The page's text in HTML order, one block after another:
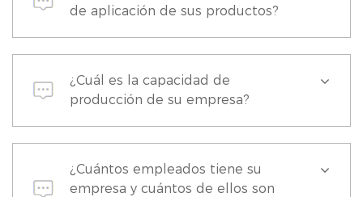
de aplicación de sus productos?
¿Cuál es la capacidad de
producción de su empresa?
¿Cuántos empleados tiene su
empresa y cuántos de ellos son